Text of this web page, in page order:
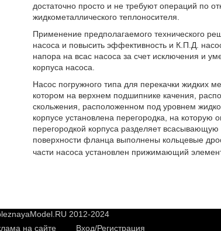
достаточно просто и не требуют операций по
жидкометаллического теплоносителя.
Применение предполагаемого технического
насоса и повысить эффективность и К.П.Д.
напора на всас насоса за счет исключения и
корпуса насоса.
Насос погружного типа для перекачки жидких
котором на верхнем подшипнике качения,
скольжения, расположенном под уровнем
корпусе установлена перегородка, на
перегородкой корпуса разделяет
поверхности фланца выполнены кольцевые
части насоса установлен прижимающий
2012-2024
на сайте Вход/Регистрация